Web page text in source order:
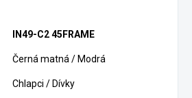
IN49-C2 45FRAME
Černá matná / Modrá
Chlapci / Dívky